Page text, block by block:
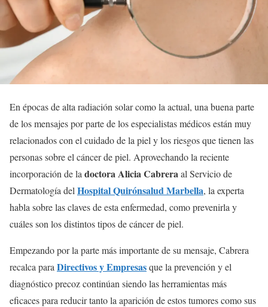
En épocas de alta radiación solar como la actual, una buena parte
de los mensajes por parte de los especialistas médicos están muy
relacionados con el cuidado de la piel y los riesgos que tienen las
personas sobre el cáncer de piel. Aprovechando la reciente
incorporación de la doctora Alicia Cabreraal Servicio de
Dermatología del Hospital Quirónsalud Marbella, la experta
habla sobre las claves de esta enfermedad, como prevenirla y
cuáles son los distintos tipos de cáncer de piel.
Empezando por la parte más importante de su mensaje, Cabrera
recalca para Directivos y Empresasque la prevención y el
diagnóstico precoz continúan siendo las herramientas más
eficaces para reducir tanto la aparición de estos tumores como sus